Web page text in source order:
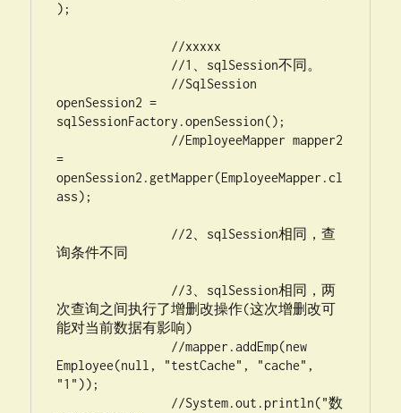
);
openSession2 =
sqlSessionFactory.openSession();
=
openSession2.getMapper(EmployeeMapper.cl
ass);
询条件不同
次查询之间执行了增删改操作(这次增删改可
能对当前数据有影响)
Employee(null, "testCache", "cache",
"1"));